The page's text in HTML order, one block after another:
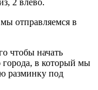
2 влево.
отправляемся в
чтобы начать
города, в который мы
разминку под